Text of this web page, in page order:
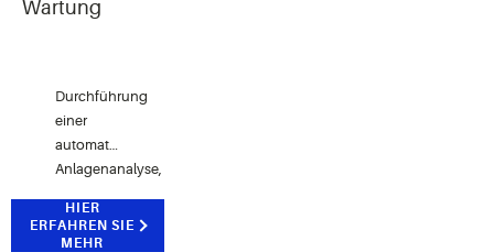
Wartung
Durchführung
einer
automatisierten
Anlagenanalyse,
einem
hervorragenden
HIER
ERFAHREN SIE
MEHR